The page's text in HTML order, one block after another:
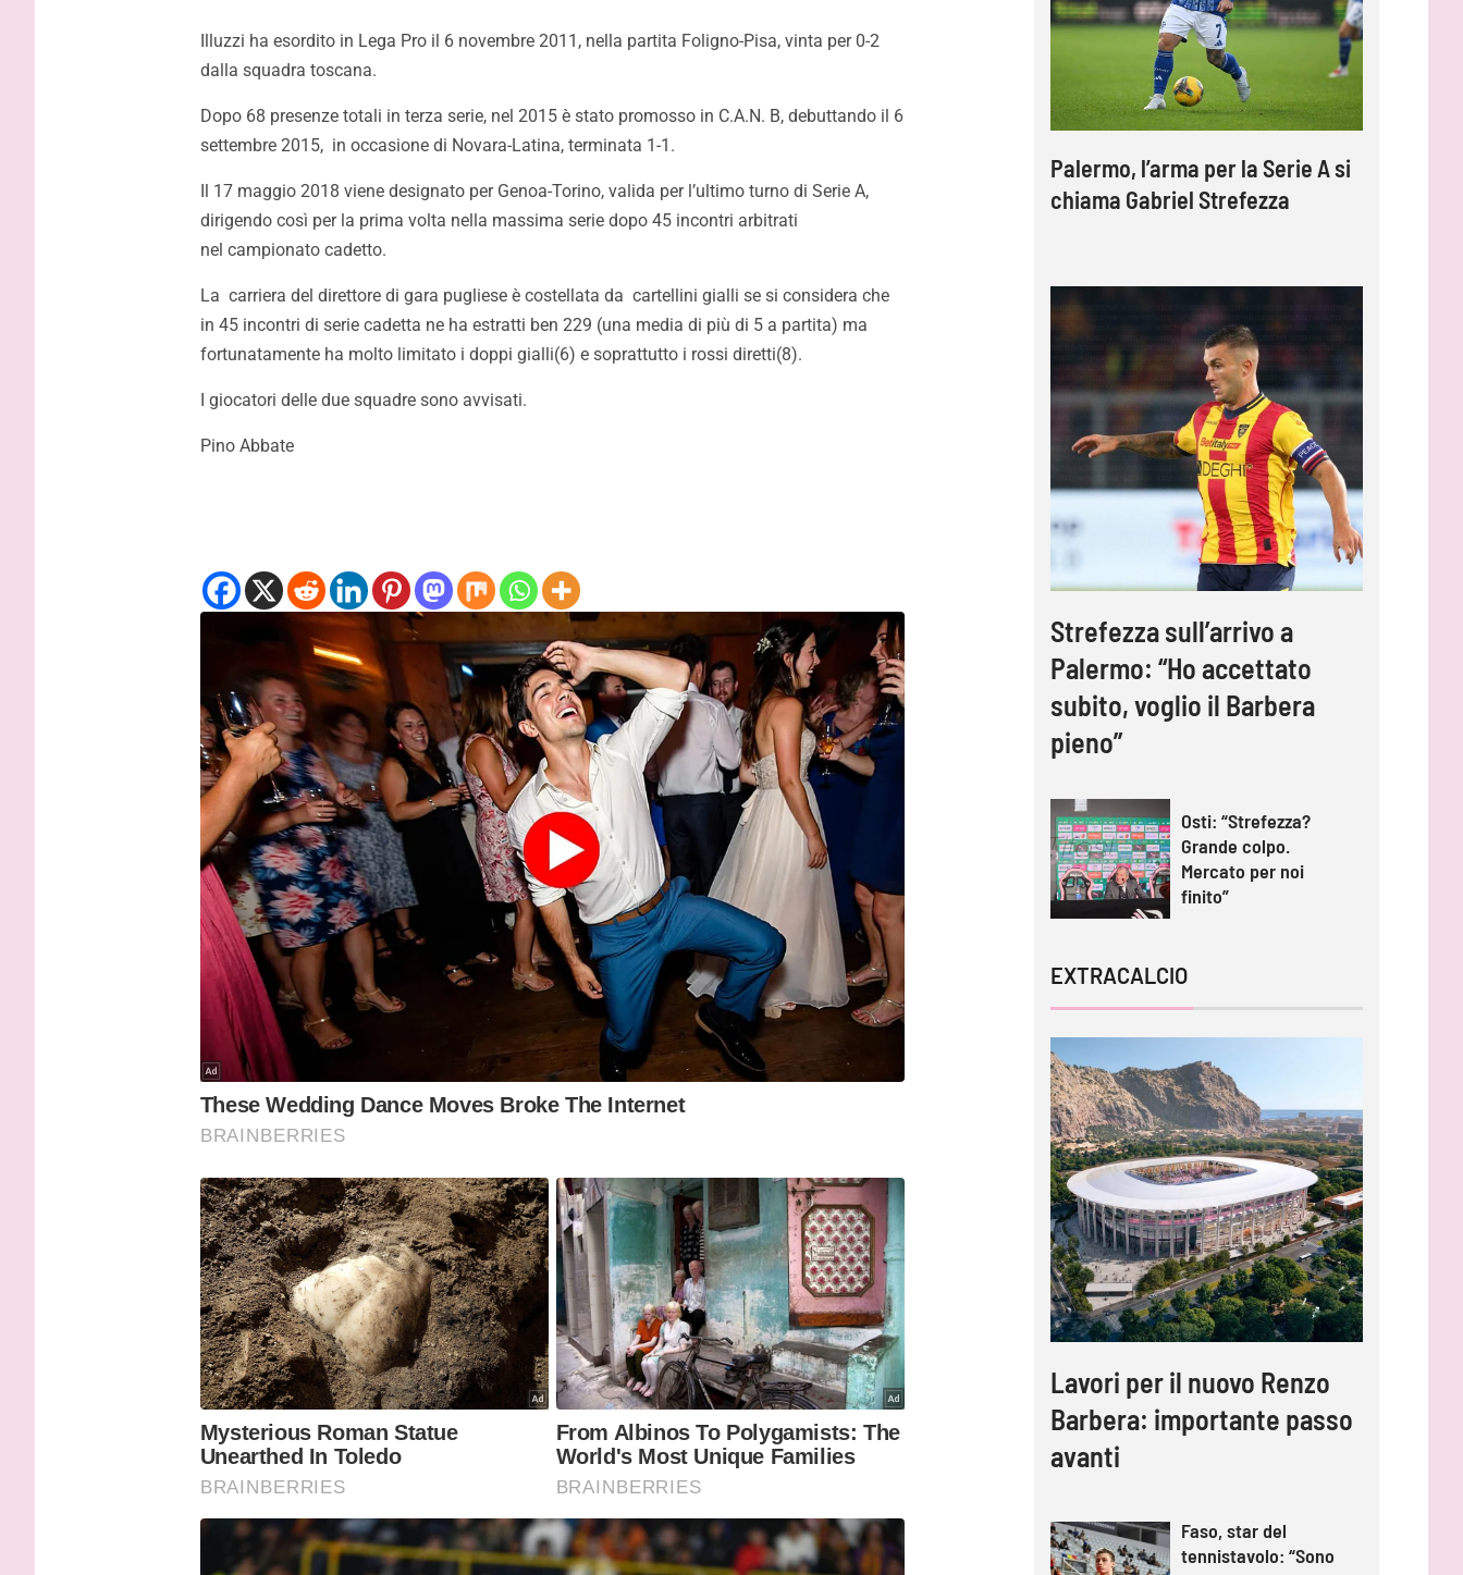
Illuzzi ha esordito in Lega Pro il 6 novembre 2011, nella partita Foligno-Pisa, vinta per 0-2
dalla squadra toscana.
Dopo 68 presenze totali in terza serie, nel 2015 è stato promosso in C.A.N. B, debuttando il 6
settembre 2015, in occasione di Novara-Latina, terminata 1-1.
Il 17 maggio 2018 viene designato per Genoa-Torino, valida per l’ultimo turno di Serie A,
dirigendo così per la prima volta nella massima serie dopo 45 incontri arbitrati
nel campionato cadetto.
La carriera del direttore di gara pugliese è costellata da cartellini gialli se si considera che
in 45 incontri di serie cadetta ne ha estratti ben 229 (una media di più di 5 a partita) ma
fortunatamente ha molto limitato i doppi gialli(6) e soprattutto i rossi diretti(8).
I giocatori delle due squadre sono avvisati.
Pino Abbate
Palermo, l’arma per la Serie A si
chiama Gabriel Strefezza
Strefezza sull’arrivo a
Palermo: “Ho accettato
subito, voglio il Barbera
pieno”
Osti: “Strefezza?
Grande colpo.
Mercato per noi
finito”
EXTRACALCIO
Lavori per il nuovo Renzo
Barbera: importante passo
avanti
Faso, star del
tennistavolo: “Sono